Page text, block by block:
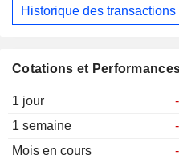
Cotations et
1 jour
1 semaine
Mois en cours
Historique des transactions